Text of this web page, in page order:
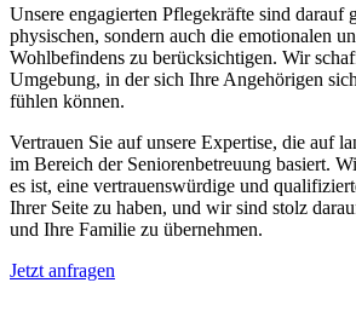
Unsere engagierten Pflegekräfte sind darauf
physischen, sondern auch die emotionalen
Wohlbefindens zu berücksichtigen. Wir
Umgebung, in der sich Ihre Angehörigen
fühlen können.
Vertrauen Sie auf unsere Expertise, die auf
im Bereich der Seniorenbetreuung basiert.
es ist, eine vertrauenswürdige und
Ihrer Seite zu haben, und wir sind stolz
und Ihre Familie zu übernehmen.
Jetzt anfragen